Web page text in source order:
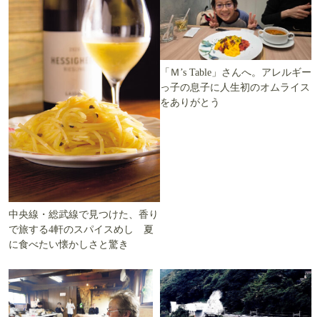
中央線・総武線で見つけた、香り
で旅する4軒のスパイスめし 夏
に食べたい懐かしさと驚き
「Ｍ’s Table」さんへ。アレルギー
っ子の息子に人生初のオムライス
をありがとう